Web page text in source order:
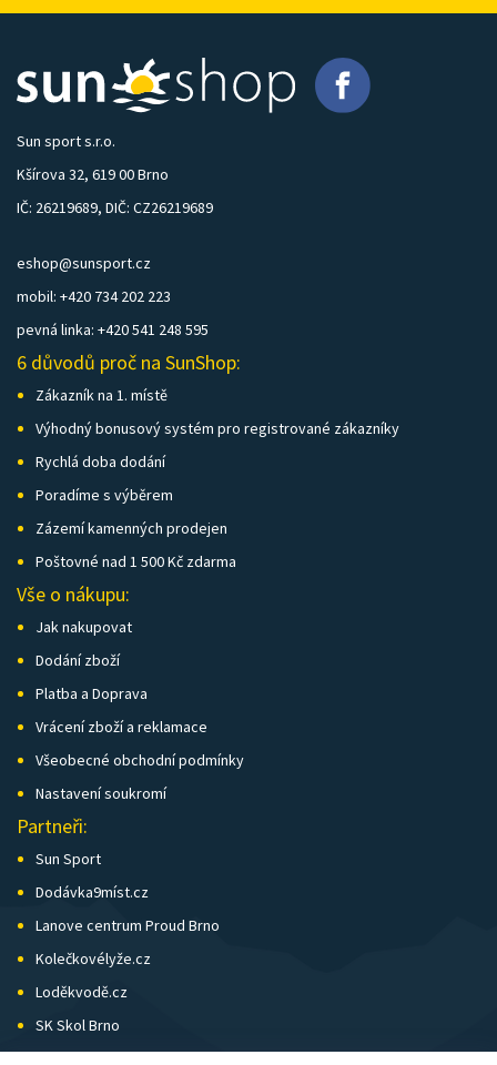
Sun sport s.r.o.
Kšírova 32, 619 00 Brno
IČ: 26219689, DIČ: CZ26219689
eshop@sunsport.cz
mobil: +420 734 202 223
pevná linka: +420 541 248 595
6 důvodů proč na SunShop:
Zákazník na 1. místě
Výhodný bonusový systém pro registrované zákazníky
Rychlá doba dodání
Poradíme s výběrem
Zázemí kamenných prodejen
Poštovné nad 1 500 Kč zdarma
Vše o nákupu:
Jak nakupovat
Dodání zboží
Platba a Doprava
Vrácení zboží a reklamace
Všeobecné obchodní podmínky
Nastavení soukromí
Partneři:
Sun Sport
Dodávka9míst.cz
Lanove centrum Proud Brno
Kolečkovélyže.cz
Loděkvodě.cz
SK Skol Brno
Biatlon Brno